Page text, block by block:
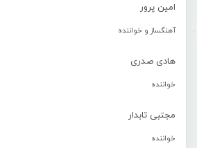
امین پرور
آهنگساز و خواننده
هادی صدری
خواننده
مجتبی تابدار
خواننده